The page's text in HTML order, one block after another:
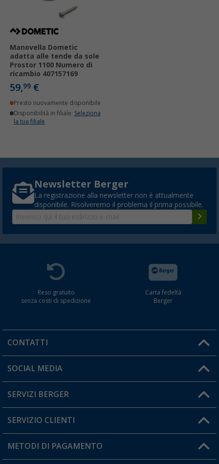
Manovella Dometic
adatta alle tende da sole
Prostor 1100 Numero di
ricambio 407157169
59,99 €
Presto nuovamente disponibile
Disponibilità in filiale: Seleziona
la tua filiale
Newsletter Berger
La registrazione alla newsletter non è attualmente
disponibile. Risolveremo il problema il prima possibile.
Reso gratuito
senza costi di spedizione
Carta fedeltà
Berger
CONTATTI
Orari di apertura del servizio:
Hai una domanda?
SOCIAL MEDIA
SERVIZI BERGER
Diventare rivenditori
Il mio Account
SERVIZIO CLIENTI
Informazioni sulla spedizione
METODI DI PAGAMENTO